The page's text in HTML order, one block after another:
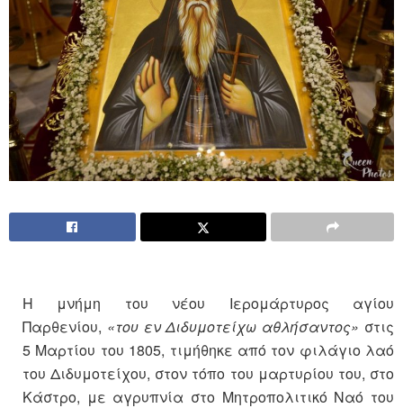
Η μνήμη του νέου Ιερομάρτυρος αγίου
Παρθενίου, «του ενΔιδυμοτείχω αθλήσαντος» στις
5 Μαρτίου του 1805, τιμήθηκε από τον φιλάγιο λαό
του Διδυμοτείχου, στον τόπο του μαρτυρίου του, στο
Κάστρο, με αγρυπνία στο Μητροπολιτικό Ναό του